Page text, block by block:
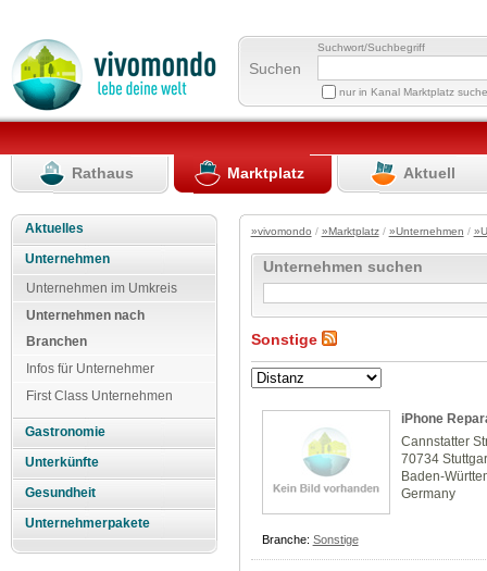
Suchen
Suchwort/Suchbegriff
nur in Kanal Marktplatz
Rathaus Marktplatz Aktuell
Aktuelles
Unternehmen
Unternehmen im Umkreis
Unternehmen nach
Branchen
Infos für Unternehmer
First Class Unternehmen
Gastronomie
Unterkünfte
Gesundheit
Unternehmerpakete
»vivomondo / »Marktplatz/ »Unternehmen /
Unternehmen suchen
Sonstige
iPhone
Cannstatter
70734
Baden-
Germany
Branche: Sonstige